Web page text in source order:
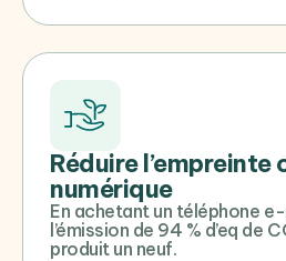
Réduire l’empreinte
numérique
En achetant un téléphone
l’émission de 94 % d’eq de
produit un neuf.